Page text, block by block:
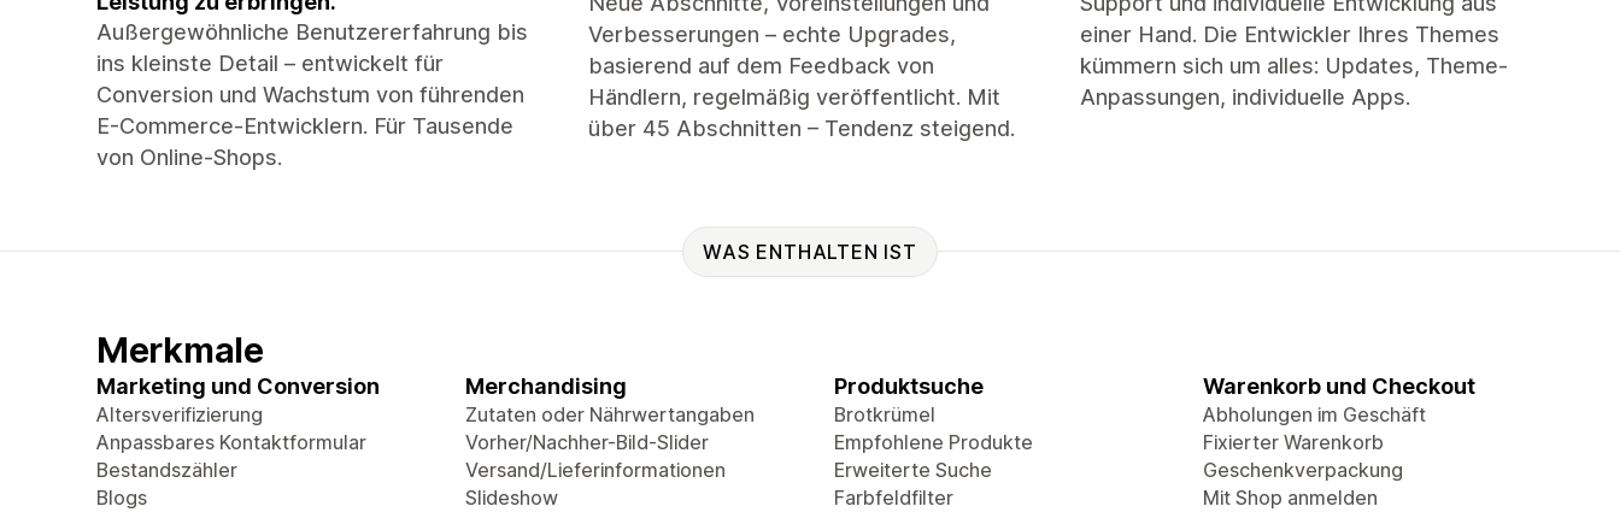
Außergewöhnliche Benutzererfahrung bis
ins kleinste Detail – entwickelt für
Conversion und Wachstum von führenden
E-Commerce-Entwicklern. Für Tausende
von Online-Shops.
Verbesserungen – echte Upgrades,
basierend auf dem Feedback von
Händlern, regelmäßig veröffentlicht. Mit
über 45 Abschnitten – Tendenz steigend.
einer Hand. Die Entwickler Ihres Themes
kümmern sich um alles: Updates, Theme-
Anpassungen, individuelle Apps.
WAS ENTHALTEN IST
Merkmale
Marketing und Conversion
Altersverifizierung
Anpassbares Kontaktformular
Bestandszähler
Blogs
Merchandising
Zutaten oder Nährwertangaben
Vorher/Nachher-Bild-Slider
Versand/Lieferinformationen
Slideshow
Produktsuche
Brotkrümel
Empfohlene Produkte
Erweiterte Suche
Farbfeldfilter
Warenkorb und Checkout
Abholungen im Geschäft
Fixierter Warenkorb
Geschenkverpackung
Mit Shop anmelden